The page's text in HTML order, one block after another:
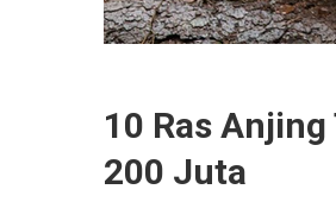
10 Ras
200 Juta